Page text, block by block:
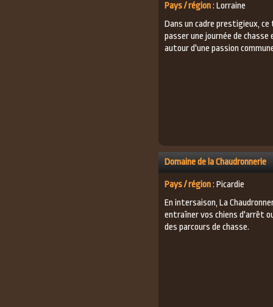
Pays / région: Lorraine
Dans un cadre prestigieux,
passer une journée de
autour d'une passion
Domaine de la Chaudronnerie
Pays / région: Picardie
En intersaison, La
entraîner vos chiens d'arrêt
des parcours de chasse.